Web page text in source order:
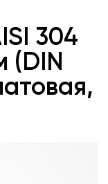
304
(DIN